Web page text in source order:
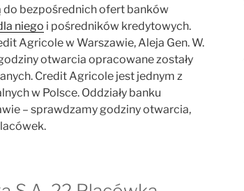
bezpośrednich ofert banków
niego i pośredników kredytowych.
Agricole w Warszawie, Aleja Gen. W.
otwarcia opracowane zostały
Credit Agricole jest jednym z
w Polsce. Oddziały banku
– sprawdzamy godziny otwarcia,